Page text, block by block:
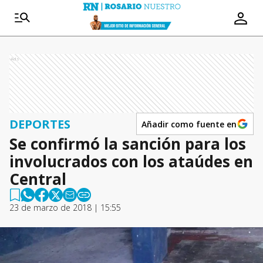
Ads
DEPORTES Añadir como fuente en
Se confirmó la sanción para los
involucrados con los ataúdes en
Central
23 de marzo de 2018 | 15:55